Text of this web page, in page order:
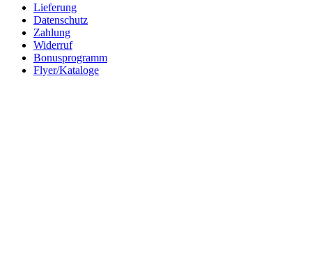
Lieferung
Datenschutz
Zahlung
Widerruf
Bonusprogramm
Flyer/Kataloge